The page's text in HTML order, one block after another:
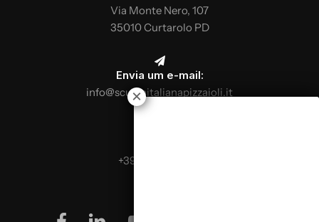
Via Monte Nero, 107
35010 Curtarolo PD
Envia um e-mail:
info@scuolaitalianapizzaioli.it
+39 0499624665